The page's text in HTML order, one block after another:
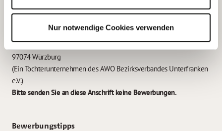
Nur notwendige Cookies verwenden
Betreiber der Webseite
Garitz Bewirtschaftungsbetriebe GmbH
Kantstraße 45a
97074 Würzburg
(Ein Tochterunternehmen des AWO Bezirksverbandes Unterfranken
e.V.)
Bitte senden Sie an diese Anschrift keine Bewerbungen.
Bewerbungstipps